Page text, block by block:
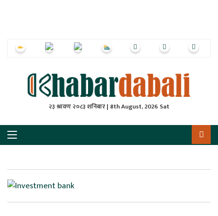
२३ श्रावण २०८३ शनिबार | 8th August, 2026 Sat